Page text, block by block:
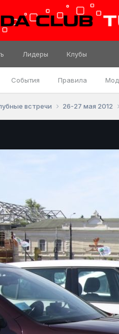
События Правила
Лидеры Клубы
встречи 26-27 мая 2012